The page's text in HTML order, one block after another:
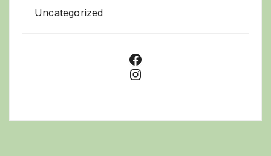
Uncategorized
Facebook
Instagram